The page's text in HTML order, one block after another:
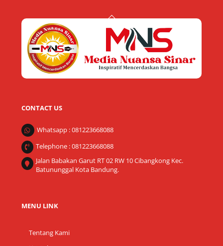
Back
Top
CONTACT US
Whatsapp : 081223668088
Telephone : 081223668088
Jalan Babakan Garut RT 02 RW 10 Cibangkong Kec.
Batununggal Kota Bandung.
MENU LINK
Tentang Kami